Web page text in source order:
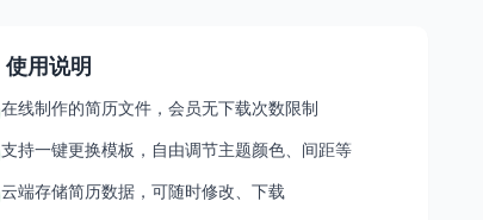
使用说明
在线制作的简历文件，会员无下载次数限制
支持一键更换模板，自由调节主题颜色、间距等
云端存储简历数据，可随时修改、下载